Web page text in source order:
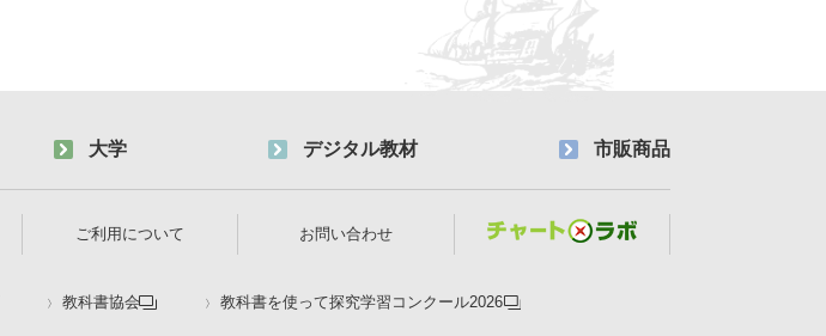
大学 デジタル教材 市販商品
ご利用について お問い合わせ
教科書協会 教科書を使って探究学習コンクール2026